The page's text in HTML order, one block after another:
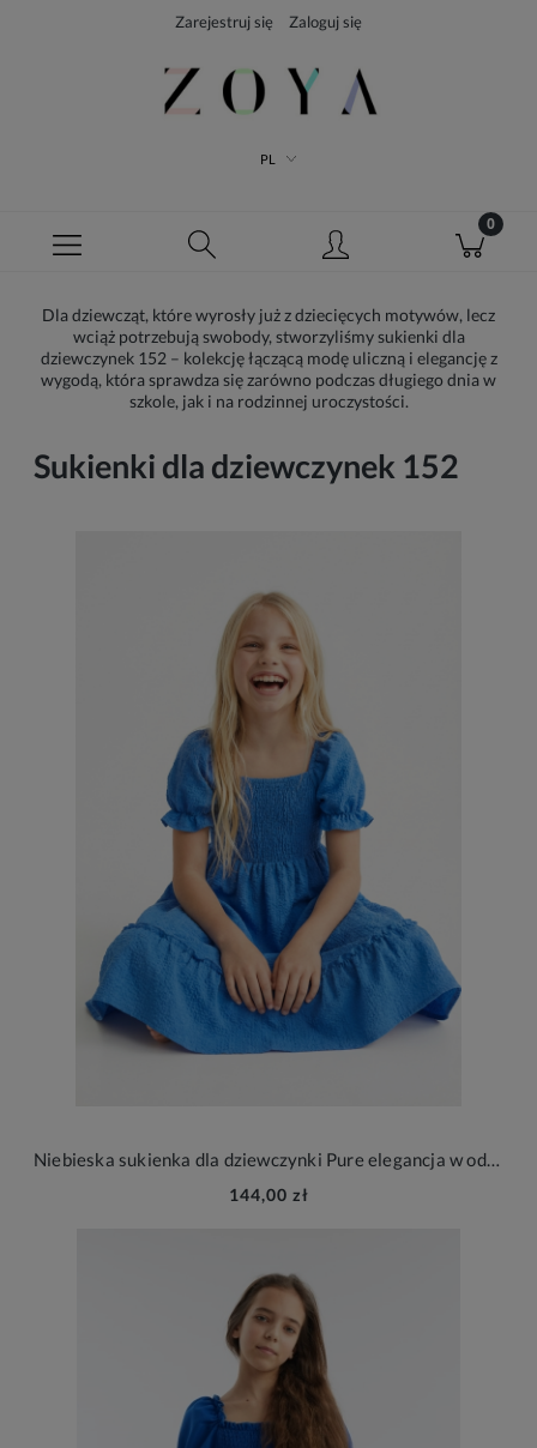
Zarejestruj się Zaloguj się
PL
Dla dziewcząt, które wyrosły już z dziecięcych motywów, lecz
wciąż potrzebują swobody, stworzyliśmy sukienki dla
dziewczynek 152 – kolekcję łączącą modę uliczną i elegancję z
wygodą, która sprawdza się zarówno podczas długiego dnia w
szkole, jak i na rodzinnej uroczystości.
Sukienki dla dziewczynek 152
Niebieska sukienka dla dziewczynki Pure elegancja w odcieniu letniego nieba
144,00 zł